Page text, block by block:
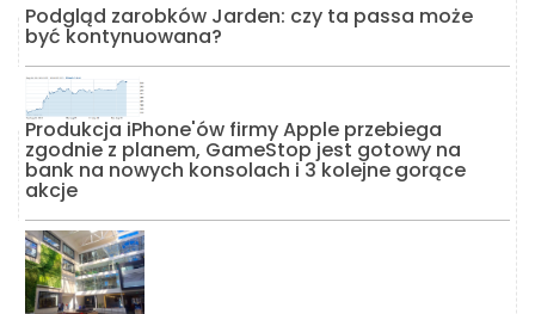
Podgląd zarobków Jarden: czy ta passa może
być kontynuowana?
Produkcja iPhone'ów firmy Apple przebiega
zgodnie z planem, GameStop jest gotowy na
bank na nowych konsolach i 3 kolejne gorące
akcje